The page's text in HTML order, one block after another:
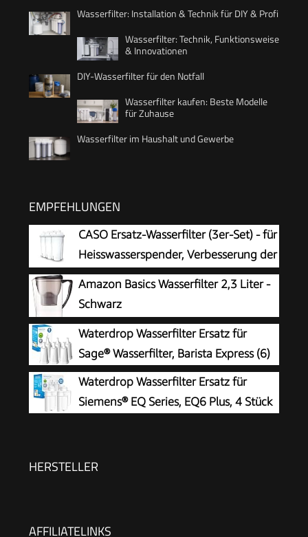
Wasserfilter: Installation & Technik für DIY & Profi
Wasserfilter: Technik, Funktionsweise
& Innovationen
DIY-Wasserfilter für den Notfall
Wasserfilter kaufen: Beste Modelle
für Zuhause
Wasserfilter im Haushalt und Gewerbe
EMPFEHLUNGEN
CASO Ersatz-Wasserfilter (3er-Set) - für
Heisswasserspender, Verbesserung der
Wasserqualität, Reduzierung von Kalk,
Chlor und Schadstoffen, 5-schichtiges
Filtrationsprinzip
Amazon Basics Wasserfilter 2,3 Liter -
Schwarz
Waterdrop Wasserfilter Ersatz für
Sage® Wasserfilter, Barista Express (6)
Waterdrop Wasserfilter Ersatz für
Siemens® EQ Series, EQ6 Plus, 4 Stück
HERSTELLER
AFFILIATELINKS